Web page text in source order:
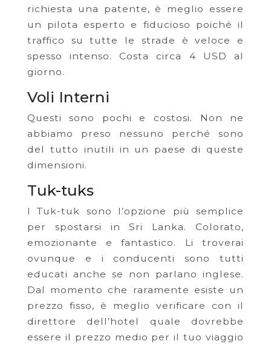
richiesta una patente, è meglio essere
un pilota esperto e fiducioso poiché il
traffico su tutte le strade è veloce e
spesso intenso. Costa circa 4 USD al
giorno.
Voli Interni
Questi sono pochi e costosi. Non ne
abbiamo preso nessuno perché sono
del tutto inutili in un paese di queste
dimensioni.
Tuk-tuks
I Tuk-tuk sono l’opzione più semplice
per spostarsi in Sri Lanka. Colorato,
emozionante e fantastico. Li troverai
ovunque e i conducenti sono tutti
educati anche se non parlano inglese.
Dal momento che raramente esiste un
prezzo fisso, è meglio verificare con il
direttore dell’hotel quale dovrebbe
essere il prezzo medio per il tuo viaggio